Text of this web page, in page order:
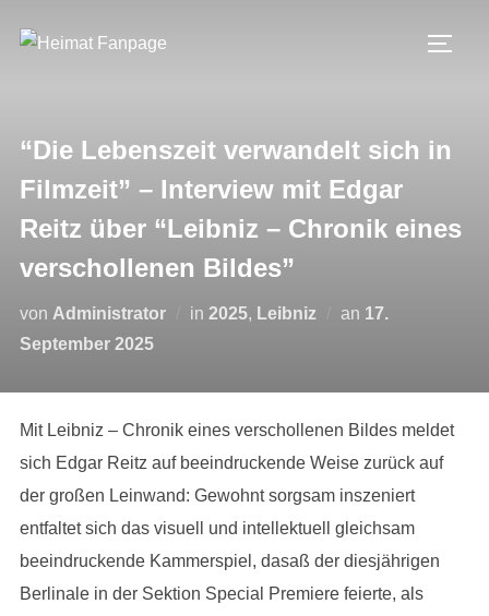
Inhalt
“Die Lebenszeit verwandelt sich in
Filmzeit” – Interview mit Edgar
Reitz über “Leibniz – Chronik eines
verschollenen Bildes”
von Administrator in 2025, Leibniz an Veröffentlicht
17.
September 2025
Mit Leibniz – Chronik eines verschollenen Bildes meldet
sich Edgar Reitz auf beeindruckende Weise zurück auf
der großen Leinwand: Gewohnt sorgsam inszeniert
entfaltet sich das visuell und intellektuell gleichsam
beeindruckende Kammerspiel, dasaß der diesjährigen
Berlinale in der Sektion Special Premiere feierte, als